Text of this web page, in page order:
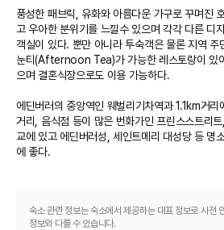
풍성한 패브릭, 유화와 아름다운 가구로 꾸며진
고 우아한 분위기를 느낄수 있으며 각각 다른 디
객실이 있다. 뿐만 아니라 투숙객은 물론 지역 주
눈티(Afternoon Tea)가 가능한 레스토랑이 있
으며 결혼식장으로도 이용 가능하다.
에딘버러의 중앙역인 웨벌리기차역과 1.1km거
거리, 음식점 등이 많은 번화가인 프린스스트리
교에 있고 에딘버러성, 세인트메리 대성당 등 명
에 좋다.
숙소 관련 정보는 숙소에서 제공하는 대표 정보로 사전
정보와 다를 수 있습니다.